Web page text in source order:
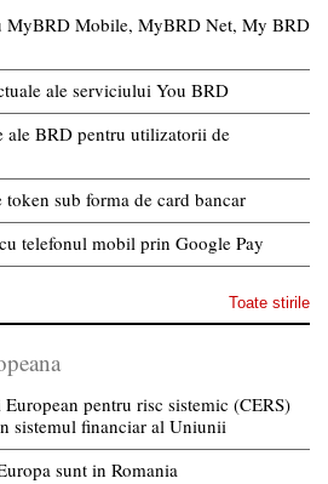
MyBRD Mobile, MyBRD Net, My BRD
ale serviciului You BRD
ale BRD pentru utilizatorii de
sub forma de card bancar
telefonul mobil prin Google Pay
Toate stirile
pentru risc sistemic (CERS)
sistemul financiar al Uniunii
sunt in Romania